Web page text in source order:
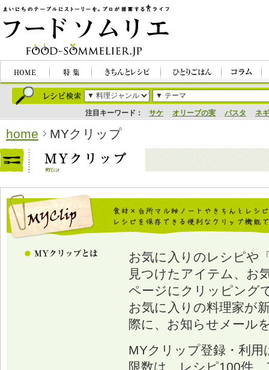
注目キーワード： サケ オリーブの実 パスタ ネギ
home MYクリップ
お気に入りのレシピや
見つけたアイテム、お
ページにクリッピング
お気に入りの料理家が
際に、お知らせメール
MYクリップ登録・利
限数は、レシピ100件